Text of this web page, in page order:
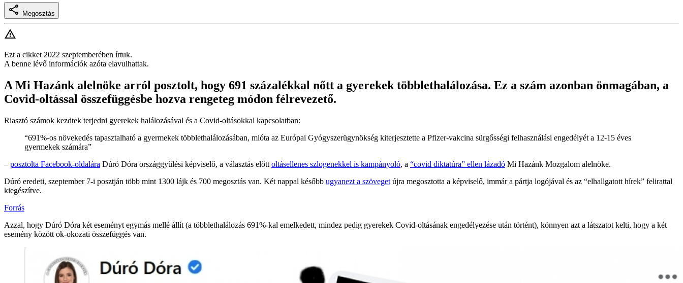
Megosztás
Ezt a cikket 2022 szeptemberében írtuk.
A benne lévő információk azóta elavulhattak.
A Mi Hazánk alelnöke arról posztolt, hogy 691 százalékkal nőtt a gyerekek többlethalálozása. Ez a szám azonban önmagában, a
Covid-oltással összefüggésbe hozva rengeteg módon félrevezető.
Riasztó számok kezdtek terjedni gyerekek halálozásával és a Covid-oltásokkal kapcsolatban:
“691%-os növekedés tapasztalható a gyermekek többlethalálozásában, mióta az Európai Gyógyszerügynökség kiterjesztette a Pfizer-vakcina sürgősségi felhasználási engedélyét a 12-15 éves
gyermekek számára”
– posztolta Facebook-oldalára Dúró Dóra országgyűlési képviselő, a választás előtt oltásellenes szlogenekkel is kampányoló, a “covid diktatúra” ellen lázadó Mi Hazánk Mozgalom alelnöke.
Dúró eredeti, szeptember 7-i posztján több mint 1300 lájk és 700 megosztás van. Két nappal később ugyanezt a szöveget újra megosztotta a képviselő, immár a pártja logójával és az “elhallgatott hírek” felirattal
kiegészítve.
Forrás
Azzal, hogy Dúró Dóra két eseményt egymás mellé állít (a többlethalálozás 691%-kal emelkedett, mindez pedig gyerekek Covid-oltásának engedélyezése után történt), könnyen azt a látszatot kelti, hogy a két
esemény között ok-okozati összefüggés van.